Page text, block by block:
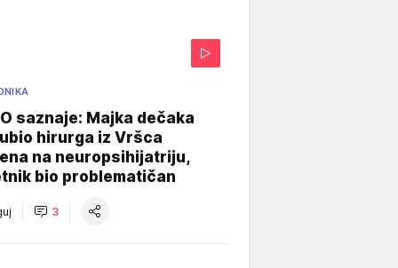
saznaje: Majka dečaka
hirurga iz Vršca
na neuropsihijatriju,
bio problematičan
3